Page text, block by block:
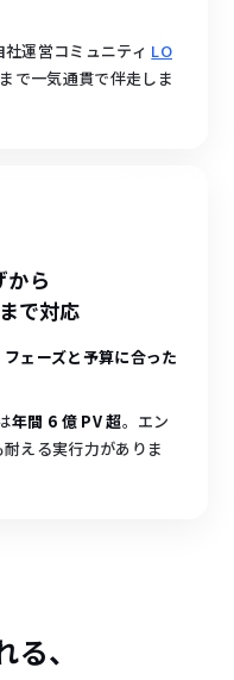
運営コミュニティ LO
で一気通貫で伴走しま
から
で対応
フェーズと予算に合った
年間 6 億 PV 超。エン
える実行力がありま
、